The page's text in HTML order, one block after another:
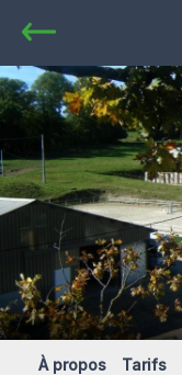
Retour
À propos Tarifs